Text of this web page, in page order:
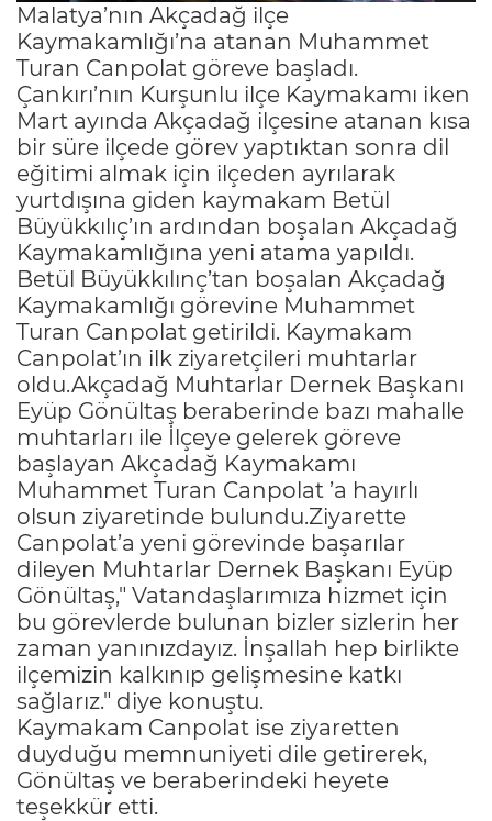
Malatya’nın Akçadağ ilçe
Kaymakamlığı’na atanan Muhammet
Turan Canpolat göreve başladı.
Çankırı’nın Kurşunlu ilçe Kaymakamı iken
Mart ayında Akçadağ ilçesine atanan kısa
bir süre ilçede görev yaptıktan sonra dil
eğitimi almak için ilçeden ayrılarak
yurtdışına giden kaymakam Betül
Büyükkılıç’ın ardından boşalan Akçadağ
Kaymakamlığına yeni atama yapıldı.
Betül Büyükkılınç’tan boşalan Akçadağ
Kaymakamlığı görevine Muhammet
Turan Canpolat getirildi. Kaymakam
Canpolat’ın ilk ziyaretçileri muhtarlar
oldu.Akçadağ Muhtarlar Dernek Başkanı
Eyüp Gönültaş beraberinde bazı mahalle
muhtarları ile İlçeye gelerek göreve
başlayan Akçadağ Kaymakamı
Muhammet Turan Canpolat ’a hayırlı
olsun ziyaretinde bulundu.Ziyarette
Canpolat’a yeni görevinde başarılar
dileyen Muhtarlar Dernek Başkanı Eyüp
Gönültaş," Vatandaşlarımıza hizmet için
bu görevlerde bulunan bizler sizlerin her
zaman yanınızdayız. İnşallah hep birlikte
ilçemizin kalkınıp gelişmesine katkı
sağlarız." diye konuştu.
Kaymakam Canpolat ise ziyaretten
duyduğu memnuniyeti dile getirerek,
Gönültaş ve beraberindeki heyete
teşekkür etti.